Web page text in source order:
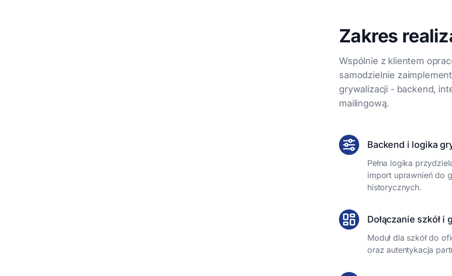
Zakres
Wspólnie z klientem
samodzielnie
grywalizacji - backend,
mailingową.
Backend i logika
Pełna logika
import uprawnień do
historycznych.
Dołączanie szkół i
Moduł dla szkół do
oraz autentykacja